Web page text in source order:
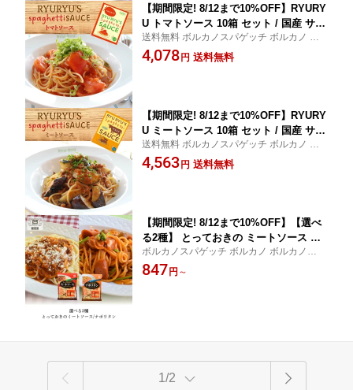
【期間限定! 8/12まで10%OFF】RYURY
U トマトソース 10箱 セット / 国産 サー
モン サーモンクリーム クリームソース
ミート ミートソース トマト リュリュ ry
送料無料 ボルカノスパゲッチ ボルカノ ボ
ルカノパスタ
4,078 円 送料無料
【期間限定! 8/12まで10%OFF】RYURY
U ミートソース 10箱 セット / 国産 サー
モン サーモンクリーム クリームソース
ミート トマト トマトソース リュリュ ry
送料無料 ボルカノスパゲッチ ボルカノ ボ
ルカノパスタ
4,563 円 送料無料
【期間限定! 8/12まで10%OFF】【選べ
る2種】 とっておきの ミートソース ナ
ポリタン 3人前 / 国産 ナポリタンソース
ミート レトルト レトルト食品 まとめ買
ボルカノスパゲッチ ボルカノ ボルカノパス
タ
847 円 ～
1/2